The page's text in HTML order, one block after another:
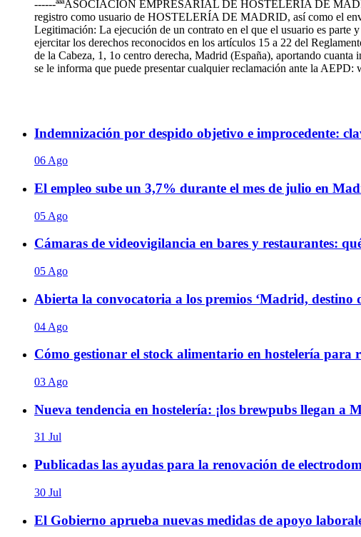
------ªªªASOCIACIÓN EMPRESARIAL DE HOSTELERÍA DE
registro como usuario de HOSTELERÍA DE MADRID, así como el
Legitimación: La ejecución de un contrato en el que el usuario es parte
ejercitar los derechos reconocidos en los artículos 15 a 22 del
de la Cabeza, 1, 1o centro derecha, Madrid (España), aportando
se le informa que puede presentar cualquier reclamación ante la AEPD:
Indemnización por despido objetivo e improcedente:
06 Ago
El empleo sube un 3,7% durante el mes de julio en
05 Ago
Cámaras de videovigilancia en bares y restaurantes:
05 Ago
Abierta la convocatoria a los premios ‘Madrid, destino
04 Ago
Cómo gestionar el stock alimentario en hostelería para
03 Ago
Nueva tendencia en hostelería: ¡los brewpubs llegan a
31 Jul
Publicadas las ayudas para la renovación de
30 Jul
El Gobierno aprueba nuevas medidas de apoyo